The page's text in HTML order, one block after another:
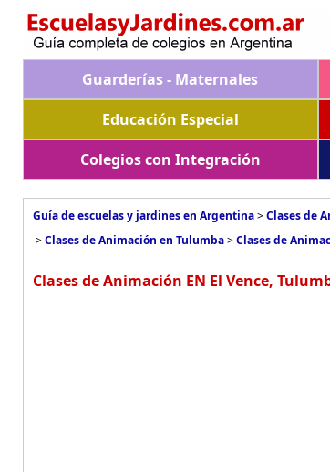
Guarderías - Maternales
Educación Especial
Colegios con Integración
Guía de escuelas y jardines en Argentina>Clases de
>Clases de Animación en Tulumba>Clases de
Clases de Animación EN El Vence,